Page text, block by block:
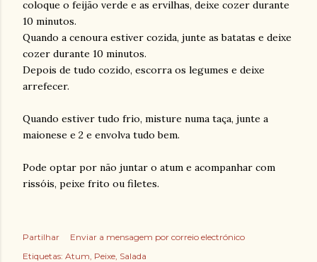
coloque o feijão verde e as ervilhas, deixe cozer durante
10 minutos.
Quando a cenoura estiver cozida, junte as batatas e deixe
cozer durante 10 minutos.
Depois de tudo cozido, escorra os legumes e deixe
arrefecer.
Quando estiver tudo frio, misture numa taça, junte a
maionese e 2 e envolva tudo bem.
Pode optar por não juntar o atum e acompanhar com
rissóis, peixe frito ou filetes.
Partilhar
Enviar a mensagem por correio electrónico
Etiquetas: Atum Peixe Salada